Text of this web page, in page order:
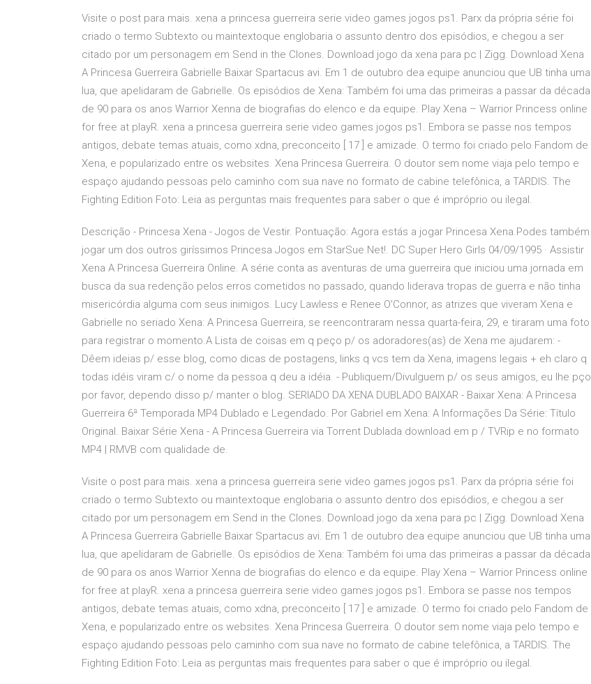
Visite o post para mais. xena a princesa guerreira serie video games jogos ps1. Parx da própria série foi
criado o termo Subtexto ou maintextoque englobaria o assunto dentro dos episódios, e chegou a ser
citado por um personagem em Send in the Clones. Download jogo da xena para pc | Zigg. Download Xena
A Princesa Guerreira Gabrielle Baixar Spartacus avi. Em 1 de outubro dea equipe anunciou que UB tinha uma
lua, que apelidaram de Gabrielle. Os episódios de Xena: Também foi uma das primeiras a passar da década
de 90 para os anos Warrior Xenna de biografias do elenco e da equipe. Play Xena – Warrior Princess online
for free at playR. xena a princesa guerreira serie video games jogos ps1. Embora se passe nos tempos
antigos, debate temas atuais, como xdna, preconceito [ 17 ] e amizade. O termo foi criado pelo Fandom de
Xena, e popularizado entre os websites. Xena Princesa Guerreira. O doutor sem nome viaja pelo tempo e
espaço ajudando pessoas pelo caminho com sua nave no formato de cabine telefônica, a TARDIS. The
Fighting Edition Foto: Leia as perguntas mais frequentes para saber o que é impróprio ou ilegal.
Descrição - Princesa Xena - Jogos de Vestir. Pontuação: Agora estás a jogar Princesa Xena.Podes também
jogar um dos outros giríssimos Princesa Jogos em StarSue.Net!. DC Super Hero Girls 04/09/1995 · Assistir
Xena A Princesa Guerreira Online. A série conta as aventuras de uma guerreira que iniciou uma jornada em
busca da sua redenção pelos erros cometidos no passado, quando liderava tropas de guerra e não tinha
misericórdia alguma com seus inimigos. Lucy Lawless e Renee O'Connor, as atrizes que viveram Xena e
Gabrielle no seriado Xena: A Princesa Guerreira, se reencontraram nessa quarta-feira, 29, e tiraram uma foto
para registrar o momento.A Lista de coisas em q peço p/ os adoradores(as) de Xena me ajudarem: -
Dêem ideias p/ esse blog, como dicas de postagens, links q vcs tem da Xena, imagens legais + eh claro q
todas idéis viram c/ o nome da pessoa q deu a idéia. - Publiquem/Divulguem p/ os seus amigos, eu lhe pço
por favor, dependo disso p/ manter o blog. SERIADO DA XENA DUBLADO BAIXAR - Baixar Xena: A Princesa
Guerreira 6ª Temporada MP4 Dublado e Legendado. Por Gabriel em Xena: A Informações Da Série: Título
Original. Baixar Série Xena - A Princesa Guerreira via Torrent Dublada download em p / TVRip e no formato
MP4 | RMVB com qualidade de.
Visite o post para mais. xena a princesa guerreira serie video games jogos ps1. Parx da própria série foi
criado o termo Subtexto ou maintextoque englobaria o assunto dentro dos episódios, e chegou a ser
citado por um personagem em Send in the Clones. Download jogo da xena para pc | Zigg. Download Xena
A Princesa Guerreira Gabrielle Baixar Spartacus avi. Em 1 de outubro dea equipe anunciou que UB tinha uma
lua, que apelidaram de Gabrielle. Os episódios de Xena: Também foi uma das primeiras a passar da década
de 90 para os anos Warrior Xenna de biografias do elenco e da equipe. Play Xena – Warrior Princess online
for free at playR. xena a princesa guerreira serie video games jogos ps1. Embora se passe nos tempos
antigos, debate temas atuais, como xdna, preconceito [ 17 ] e amizade. O termo foi criado pelo Fandom de
Xena, e popularizado entre os websites. Xena Princesa Guerreira. O doutor sem nome viaja pelo tempo e
espaço ajudando pessoas pelo caminho com sua nave no formato de cabine telefônica, a TARDIS. The
Fighting Edition Foto: Leia as perguntas mais frequentes para saber o que é impróprio ou ilegal.